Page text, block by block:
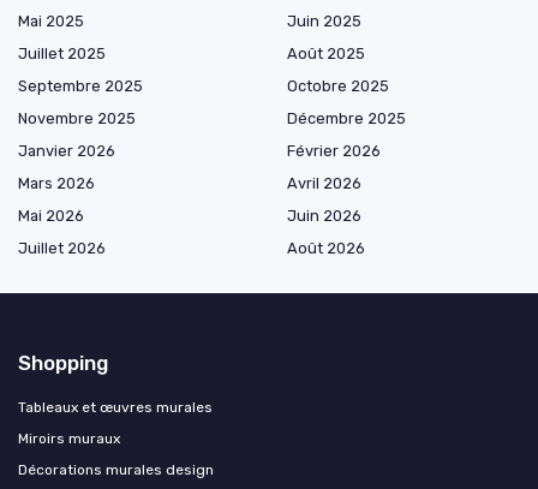
Mai 2025
Juin 2025
Juillet 2025
Août 2025
Septembre 2025
Octobre 2025
Novembre 2025
Décembre 2025
Janvier 2026
Février 2026
Mars 2026
Avril 2026
Mai 2026
Juin 2026
Juillet 2026
Août 2026
Shopping
Tableaux et œuvres murales
Miroirs muraux
Décorations murales design